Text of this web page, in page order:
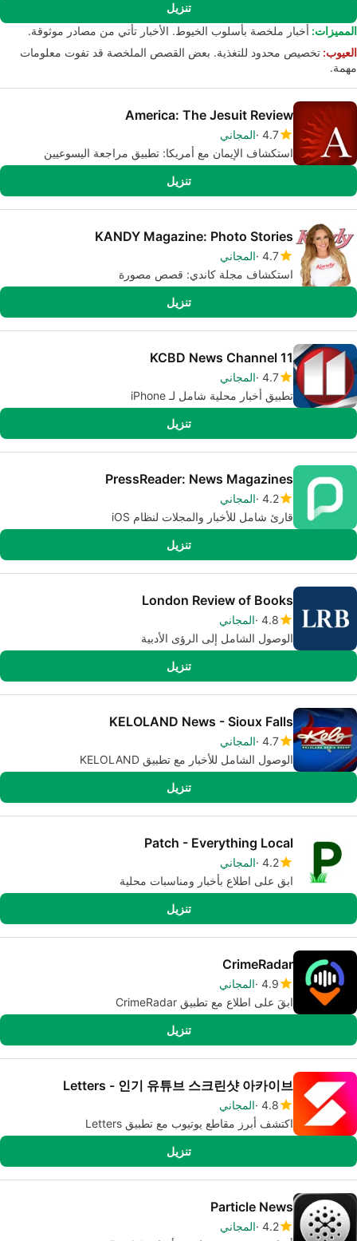
تنزيل
المميزات: أخبار ملخصة بأسلوب الخيوط. الأخبار تأتي من مصادر موثوقة.
العيوب: تخصيص محدود للتغذية. بعض القصص الملخصة قد تفوت معلومات
مهمة.
America: The Jesuit Review
4.7 المجاني
استكشاف الإيمان مع أمريكا: تطبيق مراجعة اليسوعيين
تنزيل
KANDY Magazine: Photo Stories
4.7 المجاني
استكشاف مجلة كاندي: قصص مصورة
تنزيل
KCBD News Channel 11
4.7 المجاني
تطبيق أخبار محلية شامل لـ iPhone
تنزيل
PressReader: News Magazines
4.2 المجاني
قارئ شامل للأخبار والمجلات لنظام iOS
تنزيل
London Review of Books
4.8 المجاني
الوصول الشامل إلى الرؤى الأدبية
تنزيل
KELOLAND News - Sioux Falls
4.7 المجاني
الوصول الشامل للأخبار مع تطبيق KELOLAND
تنزيل
Patch - Everything Local
4.2 المجاني
ابق على اطلاع بأخبار ومناسبات محلية
تنزيل
CrimeRadar
4.9 المجاني
ابقَ على اطلاع مع تطبيق CrimeRadar
تنزيل
Letters - 인기 유튜브 스크린샷 아카이브
4.8 المجاني
اكتشف أبرز مقاطع يوتيوب مع تطبيق Letters
تنزيل
Particle News
4.2 المجاني